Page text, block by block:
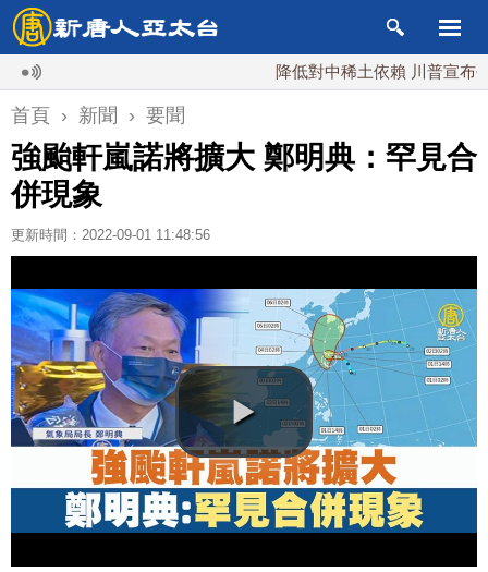
降低對中稀土依賴 川普宣布礦業投
首頁 › 新聞 › 要聞
強颱軒嵐諾將擴大 鄭明典：罕見合
併現象
更新時間：2022-09-01 11:48:56